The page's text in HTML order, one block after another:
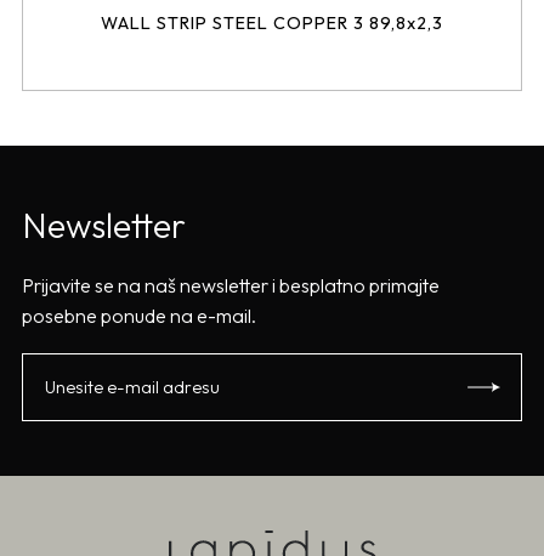
WALL STRIP STEEL COPPER 3 89,8x2,3
Newsletter
Prijavite se na naš newsletter i besplatno primajte
posebne ponude na e-mail.